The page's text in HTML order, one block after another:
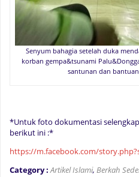
Senyum bahagia setelah duka
korban gempa&tsunami
santunan dan
*Untuk foto dokumentasi
berikut ini :*
https://m.facebook.com/
Category : Artikel Islami, Berkah